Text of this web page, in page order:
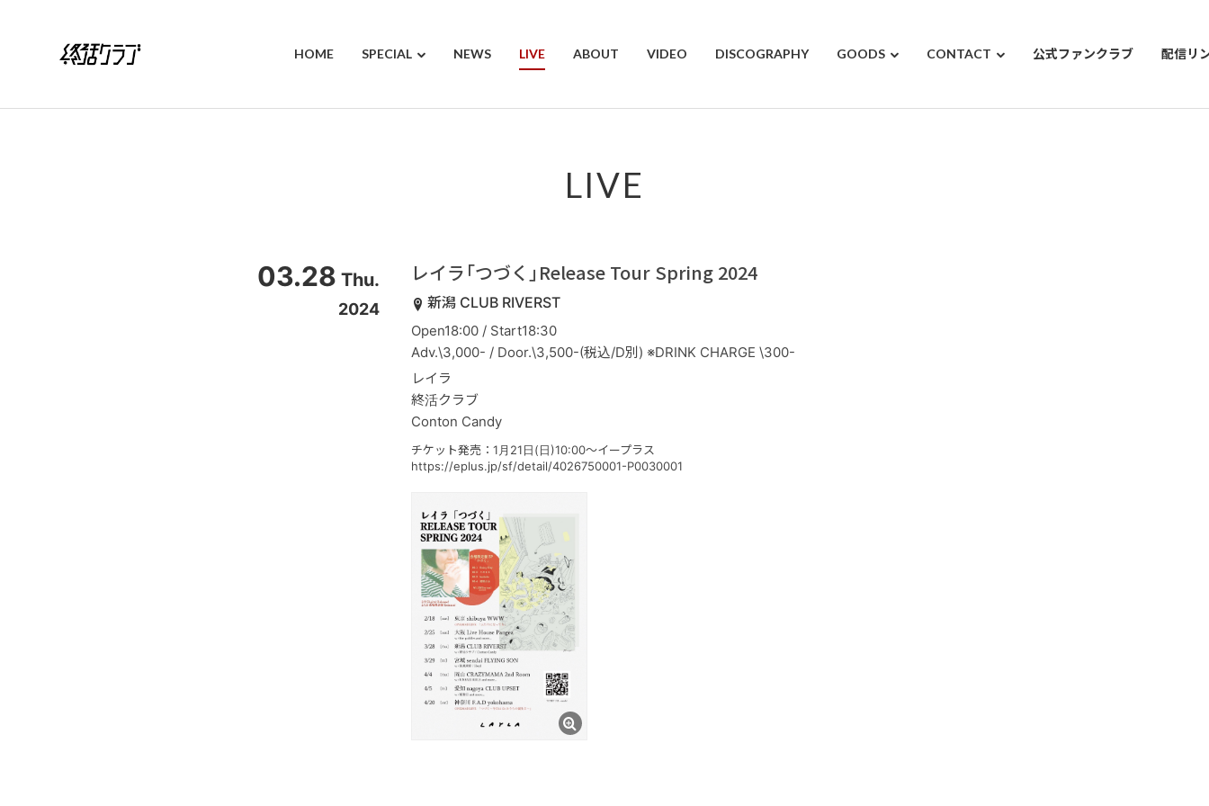
HOME SPECIAL NEWS LIVE ABOUT VIDEO DISCOGRAPHY GOODS CONTACT 公式ファンクラブ 配信リ
LIVE
03.28 Thu.
2024
レイラ「つづく」Release Tour Spring 2024
新潟 CLUB RIVERST
Open18:00 / Start18:30
Adv.\3,000- / Door.\3,500-(税込/D別) ※DRINK CHARGE \300-
レイラ
終活クラブ
Conton Candy
チケット発売：1月21日(日)10:00～イープラス
https://eplus.jp/sf/detail/4026750001-P0030001